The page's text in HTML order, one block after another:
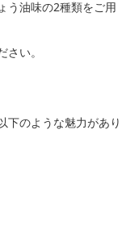
う油味の2種類をご用
い。
下のような魅力があり